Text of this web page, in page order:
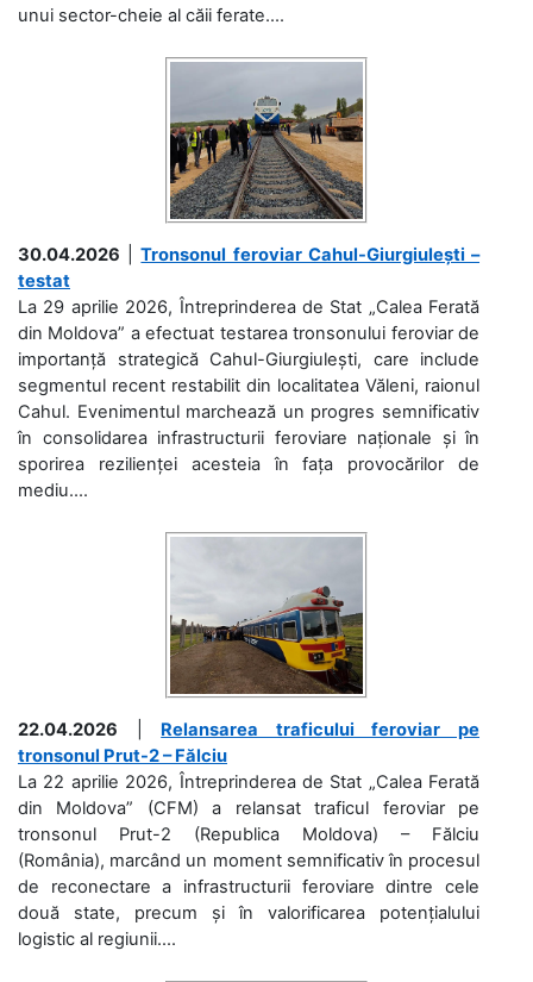
unui sector-cheie al căii ferate....
30.04.2026 |Tronsonul feroviar Cahul-Giurgiulești –
testat
La 29 aprilie 2026, Întreprinderea de Stat „Calea Ferată
din Moldova” a efectuat testarea tronsonului feroviar de
importanță strategică Cahul-Giurgiulești, care include
segmentul recent restabilit din localitatea Văleni, raionul
Cahul. Evenimentul marchează un progres semnificativ
în consolidarea infrastructurii feroviare naționale și în
sporirea rezilienței acesteia în fața provocărilor de
mediu....
22.04.2026
Relansarea traficului feroviar pe
tronsonul Prut-2 – Fălciu
La 22 aprilie 2026, Întreprinderea de Stat „Calea Ferată
din Moldova” (CFM) a relansat traficul feroviar pe
tronsonul Prut-2 (Republica Moldova) – Fălciu
(România), marcând un moment semnificativ în procesul
de reconectare a infrastructurii feroviare dintre cele
două state, precum și în valorificarea potențialului
logistic al regiunii....